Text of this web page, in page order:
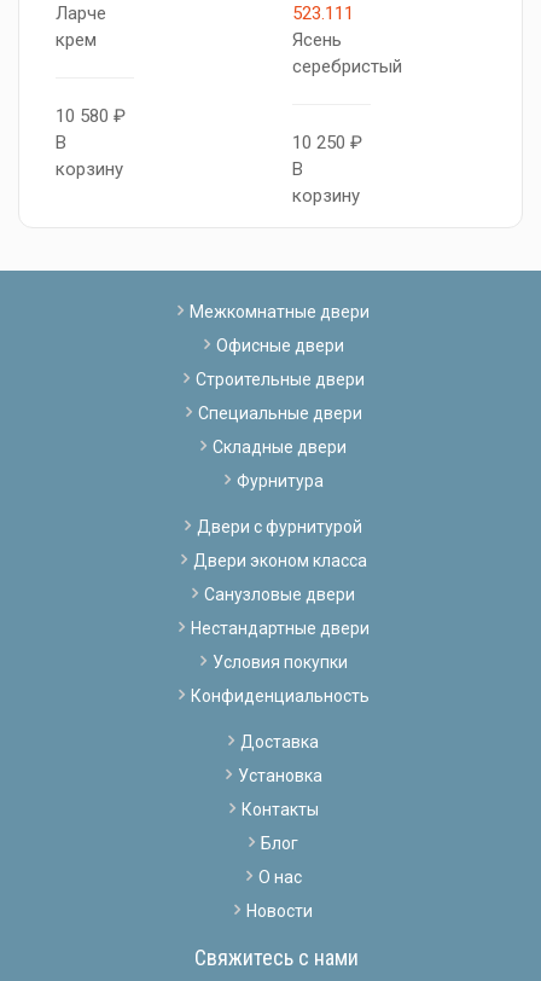
Ларче
крем
10 580 ₽
В
корзину
523.111
Ясень
серебристый
10 250 ₽
В
корзину
Межкомнатные двери
Офисные двери
Строительные двери
Специальные двери
Складные двери
Фурнитура
Двери с фурнитурой
Двери эконом класса
Санузловые двери
Нестандартные двери
Условия покупки
Конфиденциальность
Доставка
Установка
Контакты
Блог
О нас
Новости
Свяжитесь с нами